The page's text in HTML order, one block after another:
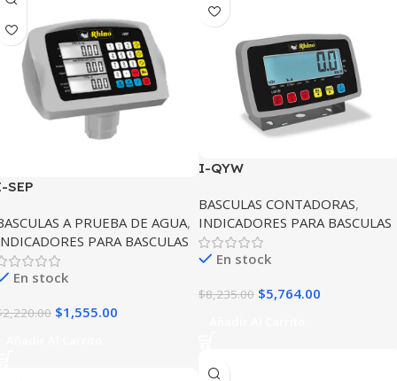
I-QYW
BASCULAS CONTADORAS,
INDICADORES PARA BASCULAS
En stock
$8,235.00 $5,764.00
SEP
A PRUEBA DE AGUA,
PARA BASCULAS
En stock
2,220.00 $1,555.00